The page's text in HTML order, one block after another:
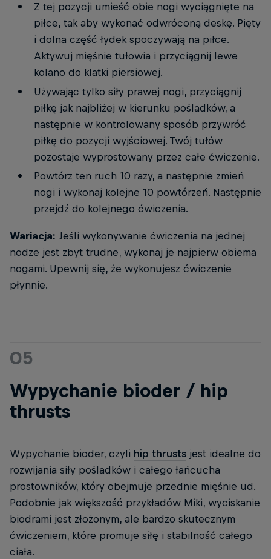
Z tej pozycji umieść obie nogi wyciągnięte na
piłce, tak aby wykonać odwróconą deskę. Pięty
i dolna część łydek spoczywają na piłce.
Aktywuj mięśnie tułowia i przyciągnij lewe
kolano do klatki piersiowej.
Używając tylko siły prawej nogi, przyciągnij
piłkę jak najbliżej w kierunku pośladków, a
następnie w kontrolowany sposób przywróć
piłkę do pozycji wyjściowej. Twój tułów
pozostaje wyprostowany przez całe ćwiczenie.
Powtórz ten ruch 10 razy, a następnie zmień
nogi i wykonaj kolejne 10 powtórzeń. Następnie
przejdź do kolejnego ćwiczenia.
Wariacja: Jeśli wykonywanie ćwiczenia na jednej
nodze jest zbyt trudne, wykonaj je najpierw obiema
nogami. Upewnij się, że wykonujesz ćwiczenie
płynnie.
05
Wypychanie bioder / hip
thrusts
Wypychanie bioder, czyli hip thrusts jest idealne do
rozwijania siły pośladków i całego łańcucha
prostowników, który obejmuje przednie mięśnie ud.
Podobnie jak większość przykładów Miki, wyciskanie
biodrami jest złożonym, ale bardzo skutecznym
ćwiczeniem, które promuje siłę i stabilność całego
ciała.